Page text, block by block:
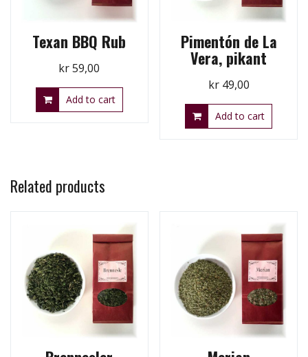
Texan BBQ Rub
kr59,00
Add to cart
Pimentón de La
Vera, pikant
kr49,00
Add to cart
Related products